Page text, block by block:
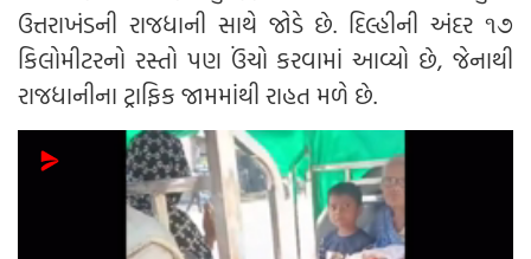
ઉત્તરાખંડની રાજધાની સાથે જોડે છે. દિલ્હીની અંદર ૧૭
કિલોમીટરનો રસ્તો પણ ઉંચો કરવામાં આવ્યો છે, જેનાથી
રાજધાનીના ટ્રાફિક જામમાંથી રાહત મળે છે.